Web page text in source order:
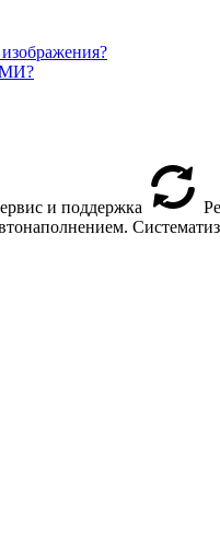
и поддержка